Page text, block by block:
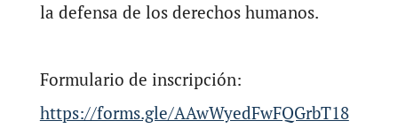
la defensa de los derechos humanos.
Formulario de inscripción:
https://forms.gle/AAwWyedFwFQGrbT18